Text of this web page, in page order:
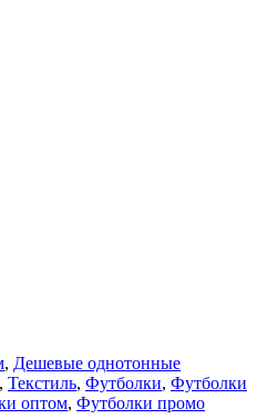
, Дешевые однотонные
, Текстиль, Футболки, Футболки
оптом, Футболки промо